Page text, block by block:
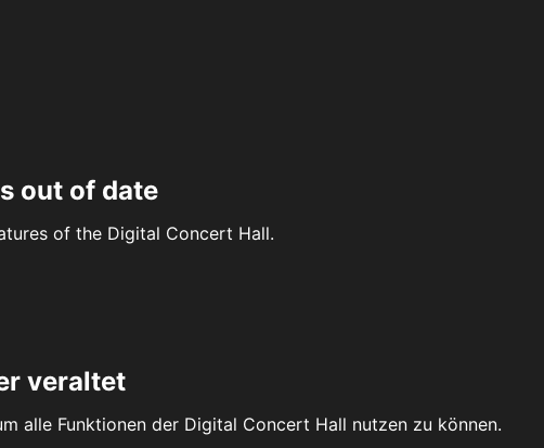
out of date
of the Digital Concert Hall.
veraltet
alle Funktionen der Digital Concert Hall nutzen zu können.